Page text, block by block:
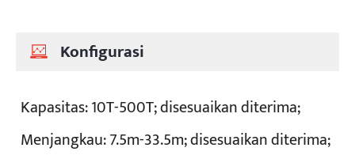
Konfigurasi
Kapasitas:10T-500T; disesuaikan diterima;
Menjangkau:7.5m-33.5m; disesuaikan diterima;